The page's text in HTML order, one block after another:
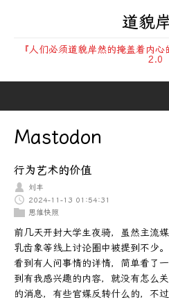
道貌
『人们必须道貌岸然的掩盖着内
2.0
Mastodon
行为艺术的价值
刘丰
2024-11-13 01:54:31
思维快照
前几天开封大学生夜骑，虽然主流
乳齿象等线上讨论圈中被提到不少
看到有人问事情的详情，简单看了
到有我感兴趣的内容，就没有怎么
的消息，有些官媒反转什么的，不